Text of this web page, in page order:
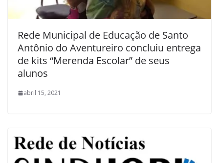
Rede Municipal de Educação de Santo
Antônio do Aventureiro concluiu entrega
de kits “Merenda Escolar” de seus
alunos
abril 15, 2021